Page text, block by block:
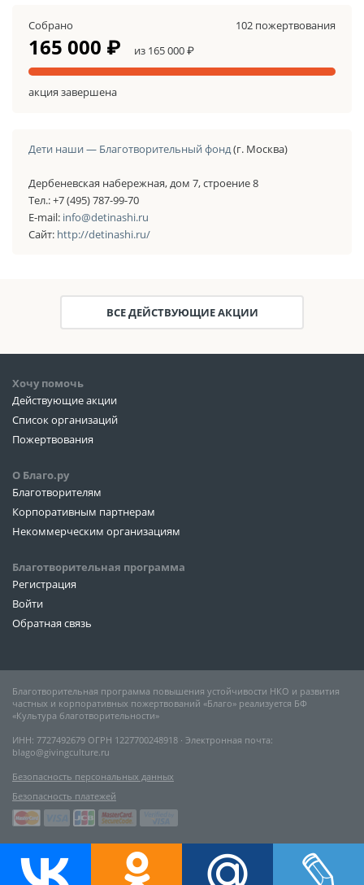
Собрано 102 пожертвования
165 000 ₽ из 165 000 ₽
акция завершена
Дети наши — Благотворительный фонд(г. Москва)
Дербеневская набережная, дом 7, строение 8
Тел.: +7 (495) 787-99-70
E-mail: info@detinashi.ru
Сайт: http://detinashi.ru/
ВСЕ ДЕЙСТВУЮЩИЕ АКЦИИ
Хочу помочь
Действующие акции
Список организаций
Пожертвования
О Благо.ру
Благотворителям
Корпоративным партнерам
Некоммерческим организациям
Благотворительная программа
Регистрация
Войти
Обратная связь
Благотворительная программа повышения устойчивости НКО и развития
частных и корпоративных пожертвований «Благо» реализуется БФ
«Культура благотворительности»
ИНН: 7727492679 ОГРН 1227700248918 ∙ Электронная почта:
blago@givingculture.ru
Безопасность персональных данных
Безопасность платежей